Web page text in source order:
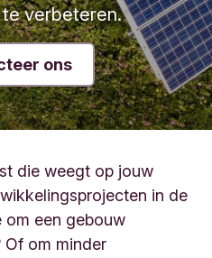
verbeteren.
ons
die weegt op jouw
in de
om een gebouw
Of om minder